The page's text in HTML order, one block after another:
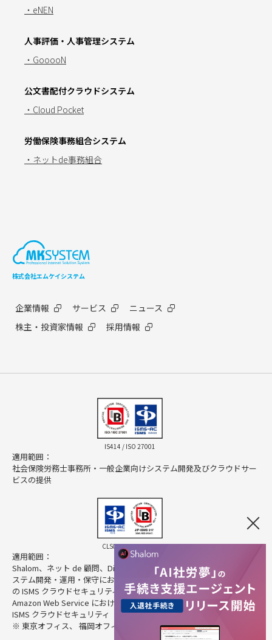
・eNEN
人事評価・人事管理システム
・GooooN
公文書配付クラウドシステム
・Cloud Pocket
労働保険事務組合システム
・ネットde事務組合
株式会社エムケイシステム
企業情報 サービス
ニュース
株主・投資家情報
採用情報
IS414 / ISO 27001
適用範囲：
社会保険労務士事務所・一般企業向けシステム開発及びクラウドサー
ビスの提供
CLS025 / ISO 27017
適用範囲：
Shalom、ネット de 顧問、Direct HR、Cloud Pocket の提供に係るシ
ステム開発・運用・保守におけるクラウドサービスプロバイダとして
の ISMS クラウドセキュリティ
Amazon Web Service におけるクラウドサービスカスタマとしての
ISMS クラウドセキュリティ
※ 東京オフィス、 福岡オフィスを除く